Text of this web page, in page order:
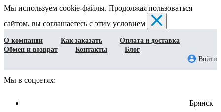
Мы используем cookie-файлы. Продолжая пользоваться
сайтом, вы соглашаетесь с этим условием
О компании Как заказать
Оплата и доставка
Обмен и возврат
Контакты
Блог
Войти
Мы в соцсетях:
Брянск